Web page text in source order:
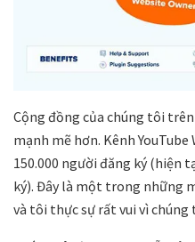
Cộng đồng của chúng tôi
mạnh mẽ hơn. Kênh
150.000 người đăng ký (hiện
ký). Đây là một trong những
và tôi thực sự rất vui vì chúng